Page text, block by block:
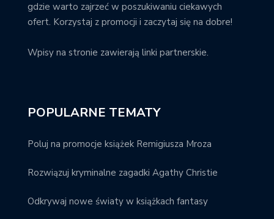
gdzie warto zajrzeć w poszukiwaniu ciekawych
ofert. Korzystaj z promocji i zaczytaj się na dobre!
Wpisy na stronie zawierają linki partnerskie.
POPULARNE TEMATY
Poluj na promocje książek Remigiusza Mroza
Rozwiązuj kryminalne zagadki Agathy Christie
Odkrywaj nowe światy w książkach fantasy